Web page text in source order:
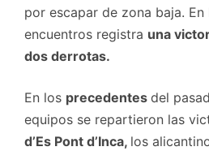
por escapar de zona baja.
encuentros registra una
dos derrotas.
En los precedentes del
equipos se repartieron las
d’Es Pont d’Inca, los